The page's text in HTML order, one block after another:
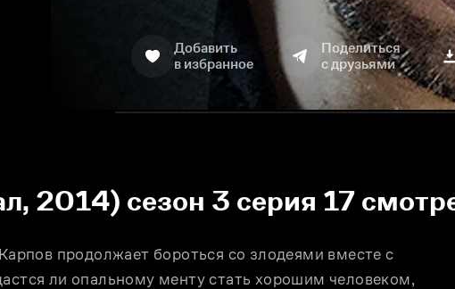
Добавить
в избранное
Поделиться
с друзьями
2014) сезон 3 серия 17
продолжает бороться со злодеями вместе с
ли опальному менту стать хорошим человеком,